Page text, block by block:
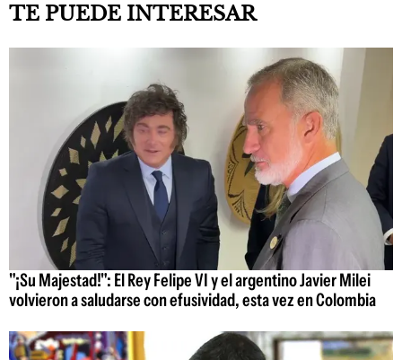
TE PUEDE INTERESAR
"¡Su Majestad!": El Rey Felipe VI y el argentino Javier Milei
volvieron a saludarse con efusividad, esta vez en Colombia